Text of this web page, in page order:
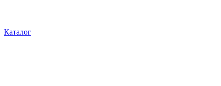
Каталог